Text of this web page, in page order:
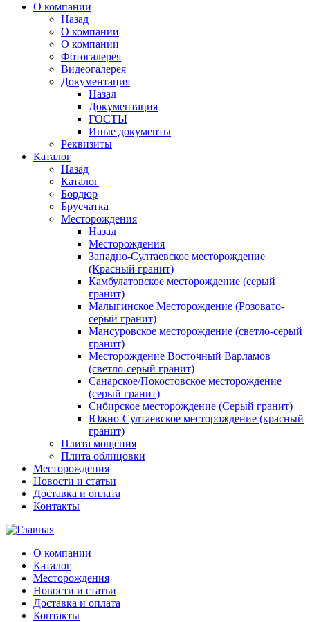
О компании
Назад
О компании
О компании
Фотогалерея
Видеогалерея
Документация
Назад
Документация
ГОСТЫ
Иные документы
Реквизиты
Каталог
Назад
Каталог
Бордюр
Брусчатка
Месторождения
Назад
Месторождения
Западно-Султаевское месторождение
(Красный гранит)
Камбулатовское месторождение (cерый
гранит)
Малыгинское Месторождение (Розовато-
серый гранит)
Мансуровское месторождение (светло-серый
гранит)
Месторождение Восточный Варламов
(светло-серый гранит)
Санарское/Покостовское месторождение
(серый гранит)
Сибирское месторождение (Серый гранит)
Южно-Султаевское месторождение (красный
гранит)
Плита мощения
Плита облицовки
Месторождения
Новости и статьи
Доставка и оплата
Контакты
О компании
Каталог
Месторождения
Новости и статьи
Доставка и оплата
Контакты